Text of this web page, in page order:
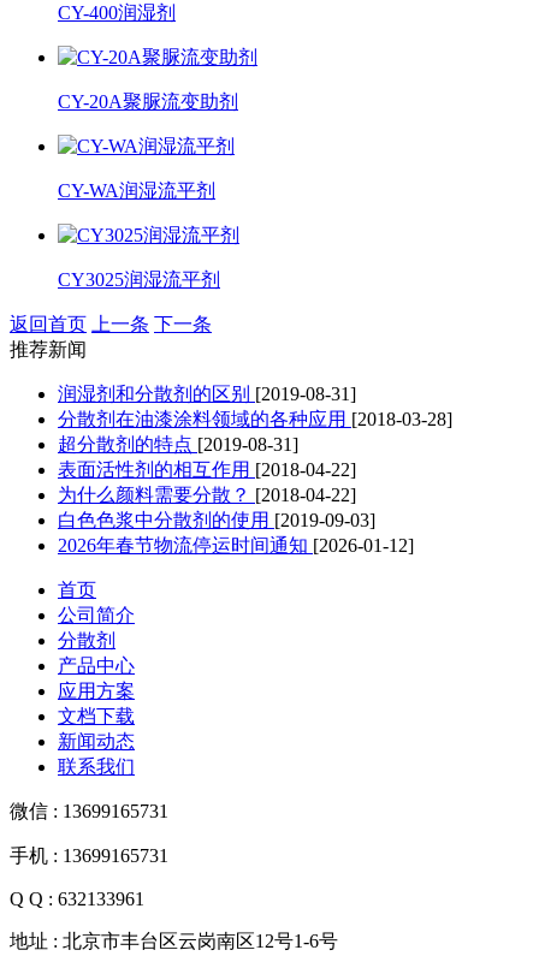
CY-400润湿剂
CY-20A聚脲流变助剂
CY-WA润湿流平剂
CY3025润湿流平剂
返回首页 上一条 下一条
推荐新闻
润湿剂和分散剂的区别 [2019-08-31]
分散剂在油漆涂料领域的各种应用 [2018-03-28]
超分散剂的特点 [2019-08-31]
表面活性剂的相互作用 [2018-04-22]
为什么颜料需要分散？ [2018-04-22]
白色色浆中分散剂的使用 [2019-09-03]
2026年春节物流停运时间通知 [2026-01-12]
首页
公司简介
分散剂
产品中心
应用方案
文档下载
新闻动态
联系我们
微信 : 13699165731
手机 : 13699165731
Q Q : 632133961
地址 : 北京市丰台区云岗南区12号1-6号